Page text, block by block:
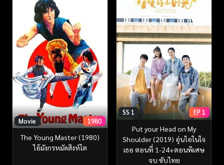
Movie 1980
The Young Master (1980)
ไอ้มังกรหมัดสิงห์โต
SS 1 EP 1
Put your Head on My
Shoulder (2019) อุ่นไอในใจ
เธอ ตอนที่ 1-24+ตอนพิเศษ
จบ ซับไทย